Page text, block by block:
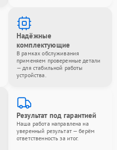
Надёжные
комплектующие
В рамках обслуживания
применяем проверенные детали
— для стабильной работы
устройства.
Результат под гарантией
Наша работа направлена на
уверенный результат — берём
ответственность за итог.